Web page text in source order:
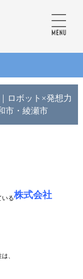
ロボット×発想力
市・綾瀬市
いる株式会社
、